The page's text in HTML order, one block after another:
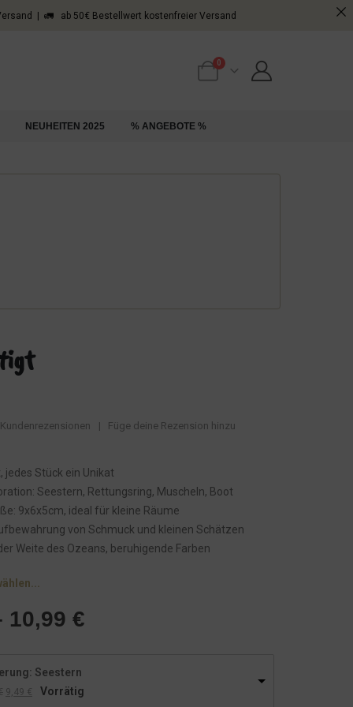
| 🚛 ab 50€ Bestellwert kostenfreier Versand
0
NEUHEITEN 2025 % ANGEBOTE %
Kundenrezensionen | Füge deine Rezension hinzu
jedes Stück ein Unikat
Seestern, Rettungsring, Muscheln, Boot
9x6x5cm, ideal für kleine Räume
von Schmuck und kleinen Schätzen
Weite des Ozeans, beruhigende Farben
10,99 €
Seestern
U
9,49 € Vorrätig